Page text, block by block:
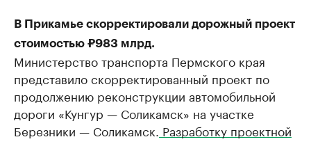
В Прикамье скорректировали дорожный проект
стоимостью ₽983 млрд.
Министерство транспорта Пермского края
представило скорректированный проект по
продолжению реконструкции автомобильной
дороги «Кунгур — Соликамск» на участке
Березники — Соликамск. Разработку проектной